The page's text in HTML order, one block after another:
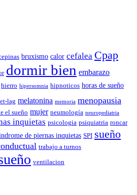
bruxismo calor cefalea Cpap
dormir bien embarazo
hierro hipersomnia hipnoticos horas de sueño
lag melatonina memoria menopausia
el sueño mujer neumología neuropediatria
inquietas psicologia psiquiatria roncar
de piernas inquietas SPI sueño
trabajo a turnos
ventilacion